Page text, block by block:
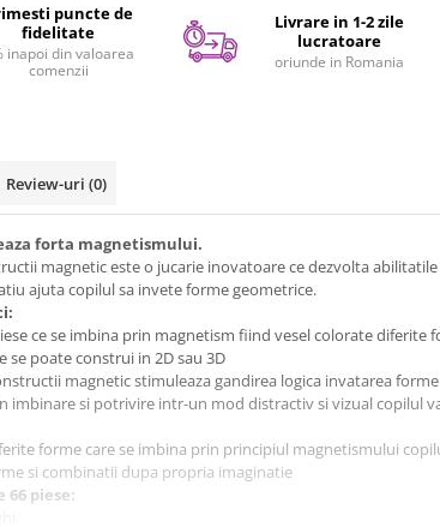
Down
puncte de
fidelitate
inapoi din valoarea
comenzii
Livrare in 1-2 zile
lucratoare
oriunde in Romania
Review-uri (0)
forta magnetismului.
magnetic este o jucarie inovatoare ce dezvolta
ajuta copilul sa invete forme geometrice.
ce se imbina prin magnetism fiind vesel colorate diferite
se poate construi in 2D sau 3D
magnetic stimuleaza gandirea logica invatarea
imbinare si potrivire intr-un mod distractiv si vizual copilul
forme care se imbina prin principiul magnetismului
si combinatii dupa propria imaginatie
66 piese: